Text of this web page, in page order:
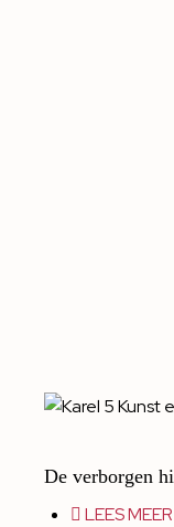
De verborgen
LEES MEER